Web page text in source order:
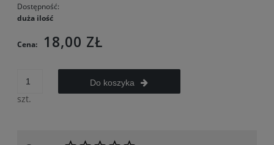
Dostępność:
duża ilość
Cena: 18,00 ZŁ
szt.
Do koszyka